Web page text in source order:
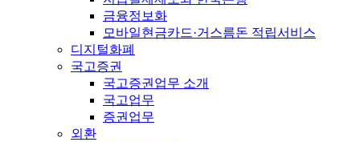
금융정보화
모바일현금카드·거스름돈 적립서비스
디지털화폐
국고증권
국고증권업무 소개
국고업무
증권업무
외환